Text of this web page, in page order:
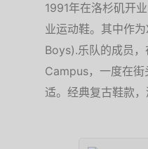
1991年在洛杉矶开
业运动鞋。其中作
Boys).乐队的成员
Campus，一度在
适。经典复古鞋款，